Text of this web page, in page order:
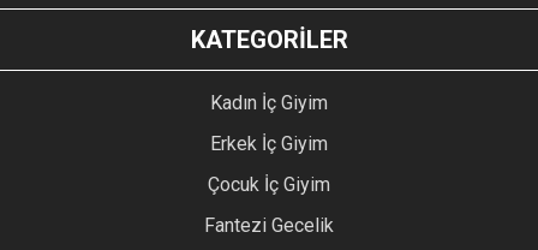
KATEGORİLER
Kadın İç Giyim
Erkek İç Giyim
Çocuk İç Giyim
Fantezi Gecelik